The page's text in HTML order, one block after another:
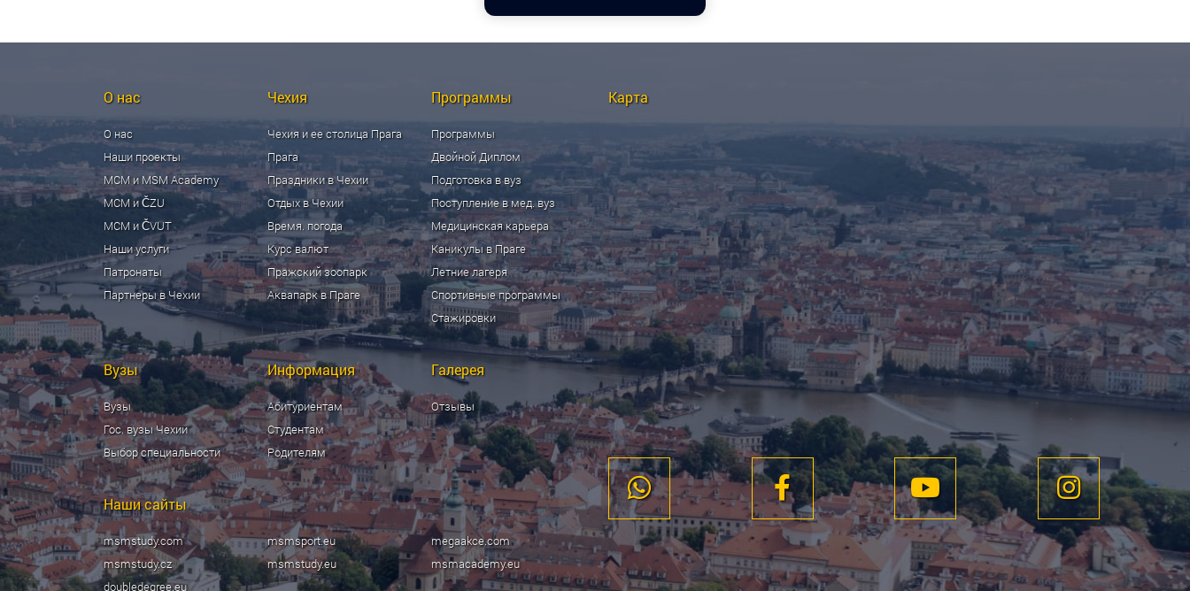
О нас
О нас
Наши проекты
МСМ и MSM Academy
МСМ и ČZU
МСМ и ČVUT
Наши услуги
Патронаты
Партнеры в Чехии
Чехия
Чехия и ее столица Прага
Прага
Праздники в Чехии
Отдых в Чехии
Время. погода
Курс валют
Пражский зоопарк
Аквапарк в Праге
Программы
Программы
Двойной Диплом
Подготовка в вуз
Поступление в мед. вуз
Медицинская карьера
Каникулы в Праге
Летние лагеря
Спортивные программы
Стажировки
Вузы
Вузы
Гос. вузы Чехии
Выбор специальности
Информация
Абитуриентам
Студентам
Родителям
Галерея
Отзывы
Наши сайты
msmstudy.com
msmstudy.cz
doubledegree.eu
msmsport.eu
msmstudy.eu
megaakce.com
msmacademy.eu
Карта